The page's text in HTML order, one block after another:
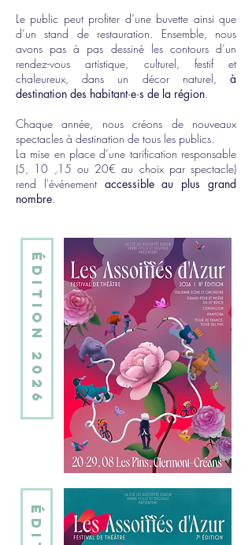
Le public peut profiter d’une buvette ainsi que
d’un stand de restauration. Ensemble, nous
avons pas à pas dessiné les contours d’un
rendez-vous artistique, culturel, festif et
chaleureux, dans un décor naturel, à
destination des habitant·e·s de la région.
Chaque année, nous créons de nouveaux
spectacles à destination de tous les publics.
La mise en place d’une tarification responsable
(5, 10 ,15 ou 20€ au choix par spectacle)
rend l'événement accessible au plus grand
nombre.
édition 2026